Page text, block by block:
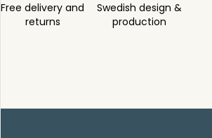
Free delivery and
returns
Swedish design &
production